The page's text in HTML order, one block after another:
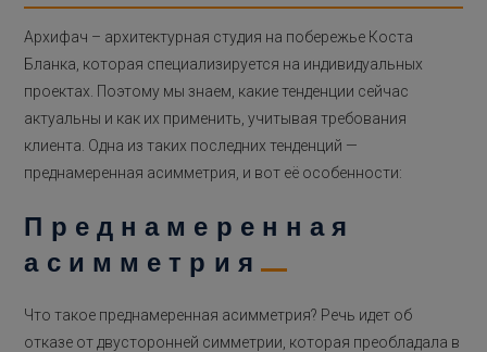
Архифач – архитектурная студия на побережье Коста
Бланка, которая специализируется на индивидуальных
проектах. Поэтому мы знаем, какие тенденции сейчас
актуальны и как их применить, учитывая требования
клиента. Одна из таких последних тенденций —
преднамеренная асимметрия, и вот её особенности:
Преднамеренная
асимметрия
Что такое преднамеренная асимметрия? Речь идет об
отказе от двусторонней симметрии, которая преобладала в